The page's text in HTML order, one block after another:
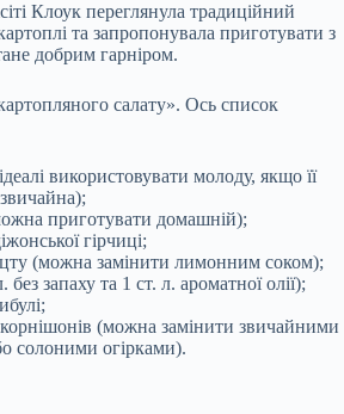
Клоук переглянула традиційний
та запропонувала приготувати з
добрим гарніром.
салату». Ось список
використовувати молоду, якщо її
приготувати домашній);
гірчиці;
(можна замінити лимонним соком);
без запаху та 1 ст. л. ароматної олії);
корнішонів (можна замінити звичайними
солоними огірками).